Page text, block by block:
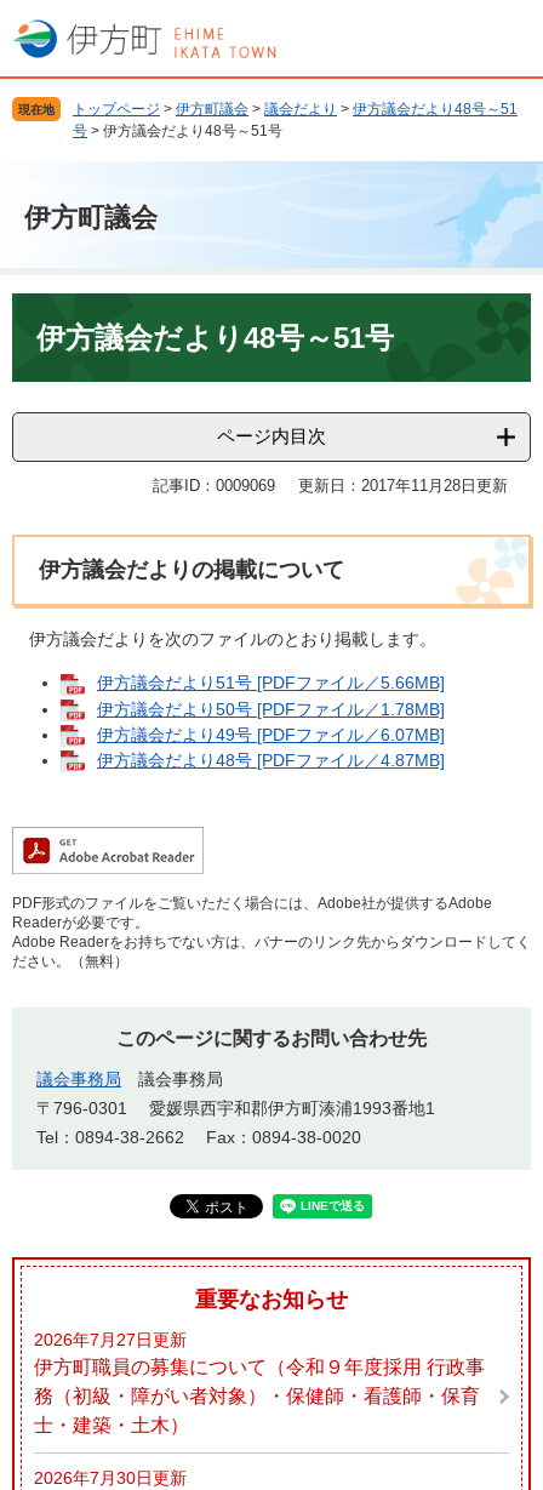
ー
先
ニ
を
へ
現在地 トップページ > 伊方町議会 > 議会だより > 伊方議会だより48号～51
号 > 伊方議会だより48号～51号
伊方町議会
伊方議会だより48号～51号
ページ内目次
記事ID：0009069 更新日：2017年11月28日更新
伊方議会だよりの掲載について
伊方議会だよりを次のファイルのとおり掲載します。
伊方議会だより51号 [PDFファイル／5.66MB]
伊方議会だより50号 [PDFファイル／1.78MB]
伊方議会だより49号 [PDFファイル／6.07MB]
伊方議会だより48号 [PDFファイル／4.87MB]
PDF形式のファイルをご覧いただく場合には、Adobe社が提供するAdobe
Readerが必要です。
Adobe Readerをお持ちでない方は、バナーのリンク先からダウンロードしてく
ださい。（無料）
このページに関するお問い合わせ先
議会事務局
議会事務局
〒796-0301
愛媛県西宇和郡伊方町湊浦1993番地1
Tel：0894-38-2662
Fax：0894-38-0020
重要なお知らせ
2026年7月27日更新
伊方町職員の募集について（令和９年度採用 行政事
務（初級・障がい者対象）・保健師・看護師・保育
士・建築・土木）
2026年7月30日更新